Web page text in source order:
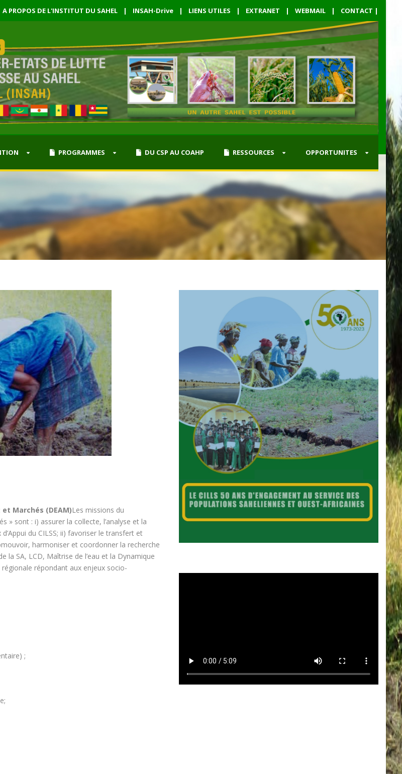
A PROPOS DE L'INSTITUT DU SAHEL | INSAH-Drive | LIENS UTILES | EXTRANET | WEBMAIL | CONTACT |
PROGRAMMES DU CSP AU COAHP RESSOURCES OPPORTUNITES
Marchés (DEAM)Les missions du
» sont : i) assurer la collecte, l’analyse et la
du CILSS; ii) favoriser le transfert et
harmoniser et coordonner la recherche
la SA, LCD, Maîtrise de l’eau et la Dynamique
répondant aux enjeux socio-
;